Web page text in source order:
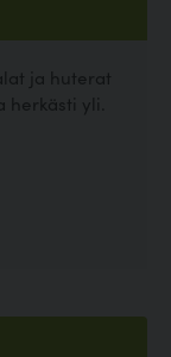
ja huterat
yli.